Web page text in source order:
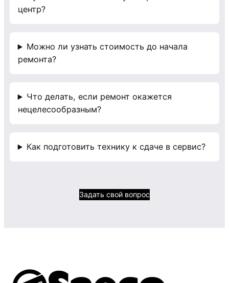
центр?
Можно ли узнать стоимость до начала
ремонта?
Что делать, если ремонт окажется
нецелесообразным?
Как подготовить технику к сдаче в сервис?
Задать свой вопрос